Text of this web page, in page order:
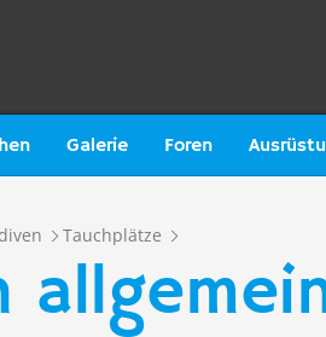
Galerie Foren
Tauchplätze